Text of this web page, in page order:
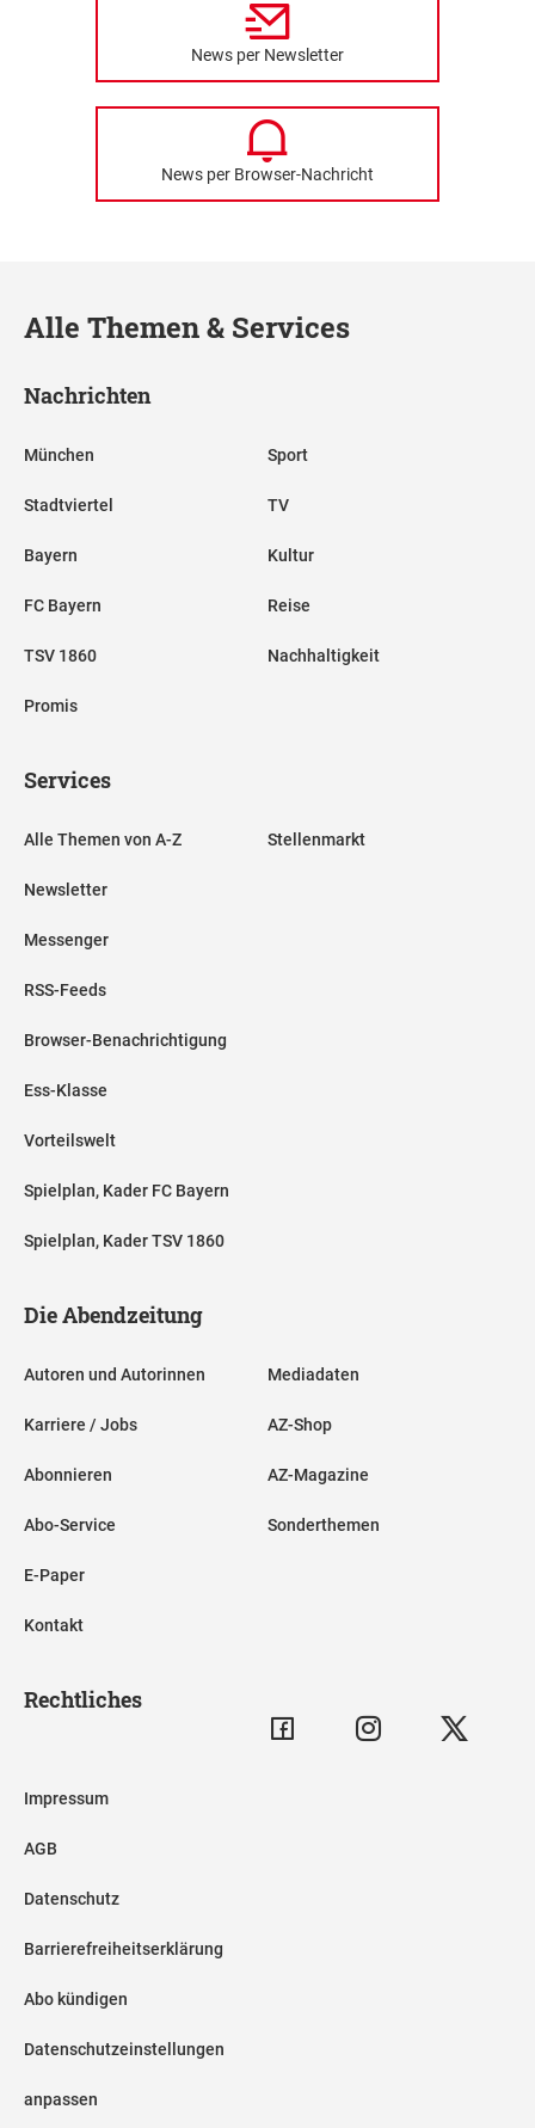
News per Newsletter
News per Browser-Nachricht
Alle Themen & Services
Nachrichten
München
Stadtviertel
Bayern
FC Bayern
TSV 1860
Promis
Sport
TV
Kultur
Reise
Nachhaltigkeit
Services
Alle Themen von A-Z
Newsletter
Messenger
RSS-Feeds
Browser-Benachrichtigung
Ess-Klasse
Vorteilswelt
Spielplan, Kader FC Bayern
Spielplan, Kader TSV 1860
Stellenmarkt
Die Abendzeitung
Autoren und Autorinnen
Karriere / Jobs
Abonnieren
Abo-Service
E-Paper
Kontakt
Mediadaten
AZ-Shop
AZ-Magazine
Sonderthemen
Rechtliches
Impressum
AGB
Datenschutz
Barrierefreiheitserklärung
Abo kündigen
Datenschutzeinstellungen
anpassen